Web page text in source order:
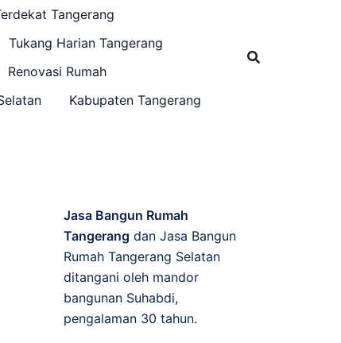
Tangerang
Tukang Harian Tangerang
Renovasi Rumah
Kabupaten Tangerang
Jasa Bangun Rumah
Tangerang dan Jasa Bangun
Rumah Tangerang Selatan
ditangani oleh mandor
bangunan Suhabdi,
pengalaman 30 tahun.